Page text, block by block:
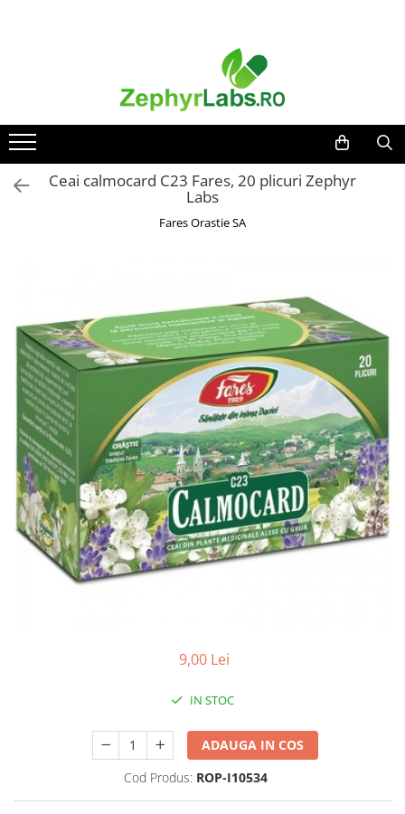
Alimentatie sanatoasa
Alimente
Dieta
Imunitate
Ceaiuri
Altele-Alimentatie sanatoasa
Cosmetice copii
Protectie anti-insecte
Hrana pentru bebelusi
Suplimente alimentare copii
Produse antiparazitare
Sarcina si alaptare
Accesorii
Altele-Mama si copil
Produse pentru ingrijire si
frumusete
Ingrijire ten
Produse anti-insecte
Protectie solara
Ceai calmocard C23 Fares, 20 plicuri Zephyr
Labs
Fares Orastie SA
9,00 Lei
IN STOC
ADAUGA IN COS
Cod Produs: ROP-I10534